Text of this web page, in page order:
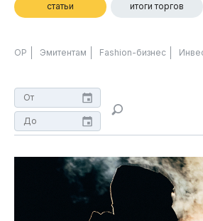
статьи итоги торгов
ОР Эмитентам Fashion-бизнес